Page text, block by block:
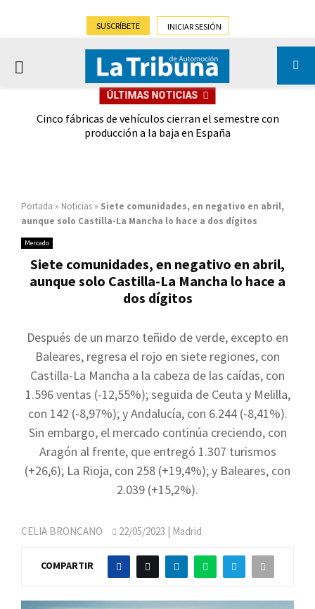
SUSCRÍBETE INICIAR SESIÓN
PRIMARY
ÚLTIMAS NOTICIAS
Cinco fábricas de vehículos cierran el semestre con
producción a la baja en España
Portada » Noticias » Siete comunidades, en negativo en abril,
aunque solo Castilla-La Mancha lo hace a dos dígitos
Mercado
Siete comunidades, en negativo en abril,
aunque solo Castilla-La Mancha lo hace a
dos dígitos
Después de un marzo teñido de verde, excepto en
Baleares, regresa el rojo en siete regiones, con
Castilla-La Mancha a la cabeza de las caídas, con
1.596 ventas (-12,55%); seguida de Ceuta y Melilla,
con 142 (-8,97%); y Andalucía, con 6.244 (-8,41%).
Sin embargo, el mercado continúa creciendo, con
Aragón al frente, que entregó 1.307 turismos
(+26,6); La Rioja, con 258 (+19,4%); y Baleares, con
2.039 (+15,2%).
CELIA BRONCANO 22/05/2023 | Madrid
COMPARTIR